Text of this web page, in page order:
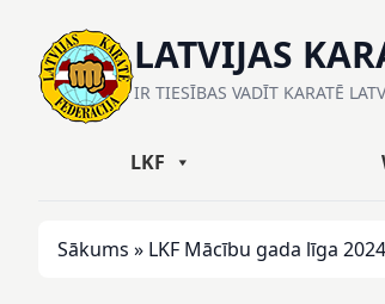
LATVIJAS
IR TIESĪBAS VADĪT KARATĒ
LKF
Sākums » LKF Mācību gada līga